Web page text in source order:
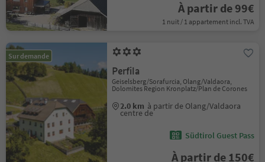
À partir de 99€
1 nuit / 1 appartement incl. TVA
Sur demande
Perfila
Geiselsberg/Sorafurcia, Olang/Valdaora,
Dolomites Region Kronplatz/Plan de Corones
2.0 km à partir de Olang/Valdaora
centre de
Südtirol Guest Pass
À partir de 150€